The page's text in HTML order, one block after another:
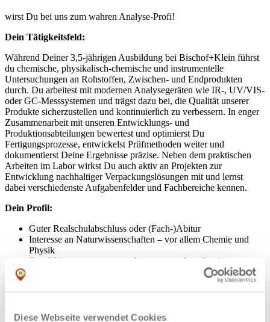
Diese Webseite verwendet Cookies
wirst Du bei uns zum wahren Analyse-Profi!
Dein Tätigkeitsfeld:
Während Deiner 3,5-jährigen Ausbildung bei Bischof+Klein führst
du chemische, physikalisch-chemische und instrumentelle
Untersuchungen an Rohstoffen, Zwischen- und Endprodukten
durch. Du arbeitest mit modernen Analysegeräten wie IR-, UV/VIS-
oder GC-Messsystemen und trägst dazu bei, die Qualität unserer
Produkte sicherzustellen und kontinuierlich zu verbessern. In enger
Zusammenarbeit mit unseren Entwicklungs- und
Produktionsabteilungen bewertest und optimierst Du
Fertigungsprozesse, entwickelst Prüfmethoden weiter und
dokumentierst Deine Ergebnisse präzise. Neben dem praktischen
Arbeiten im Labor wirkst Du auch aktiv an Projekten zur
Entwicklung nachhaltiger Verpackungslösungen mit und lernst
dabei verschiedenste Aufgabenfelder und Fachbereiche kennen.
Dein Profil:
Guter Realschulabschluss oder (Fach-)Abitur
Interesse an Naturwissenschaften – vor allem Chemie und
Physik
Sorgfältige, verantwortungsbewusste und strukturierte
Technisches Verständnis und Spaß am praktischen Arbeiten
im Labor